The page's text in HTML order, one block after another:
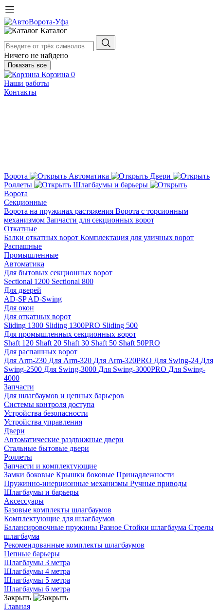
Каталог
Ничего не найдено
Показать все
Корзина 0
Наши работы
Контакты
Ворота Автоматика
Двери
Роллеты
Шлагбаумы и барьеры
Ворота
Секционные
Ворота на пружинах растяжения Ворота с торсионным
механизмом Запчасти для секционных ворот
Откатные
Балки откатных ворот Комплектация для уличных ворот
Распашные
Промышленные
Автоматика
Для бытовых секционных ворот
Sectional 1200 Sectional 800
Для дверей
AD-SPAD-Swing
Для окон
Для откатных ворот
Sliding 1300 Sliding 1300PRO Sliding 500
Для промышленных секционных ворот
Shaft 120 Shaft 20 Shaft 30 Shaft 50 Shaft 50PRO
Для распашных ворот
Для Arm-230 Для Arm-320 Для Arm-320PRO Для Swing-24 Для
Swing-2500 Для Swing-3000 Для Swing-3000PRO Для Swing-
4000
Запчасти
Для шлагбаумов и цепных барьеров
Системы контроля доступа
Устройства безопасности
Устройства управления
Двери
Автоматические раздвижные двери
Стальные бытовые двери
Роллеты
Запчасти и комплектующие
Замки боковые Крышки боковые Принадлежности
Пружинно-инерционные механизмы Ручные приводы
Шлагбаумы и барьеры
Аксессуары
Базовые комплекты шлагбаумов
Комплектующие для шлагбаумов
Балансировочные пружины Разное Стойки шлагбаума Стрелы
шлагбаума
Рекомендованные комплекты шлагбаумов
Цепные барьеры
Шлагбаумы 3 метра
Шлагбаумы 4 метра
Шлагбаумы 5 метра
Шлагбаумы 6 метра
Закрыть
Главная